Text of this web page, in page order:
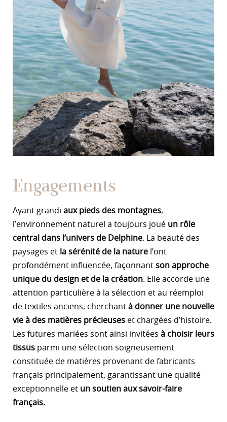
Engagements
Ayant grandi aux pieds des montagnes,
l’environnement naturel a toujours joué un rôle
central dans l’univers de Delphine. La beauté des
paysages et la sérénité de la nature l’ont
profondément influencée, façonnant son approche
unique du design et de la création. Elle accorde une
attention particulière à la sélection et au réemploi
de textiles anciens, cherchant à donner une nouvelle
vie à des matières précieuses et chargées d’histoire.
Les futures mariées sont ainsi invitées à choisir leurs
tissus parmi une sélection soigneusement
constituée de matières provenant de fabricants
français principalement, garantissant une qualité
exceptionnelle et un soutien aux savoir-faire
français.